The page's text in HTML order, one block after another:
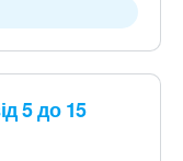
5 до 15